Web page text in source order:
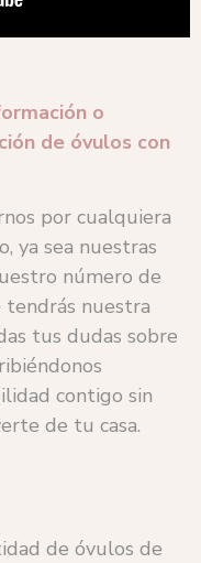
o
de óvulos con
por cualquiera
ya sea nuestras
número de
nuestra
tus dudas sobre
contigo sin
de tu casa.
de óvulos de